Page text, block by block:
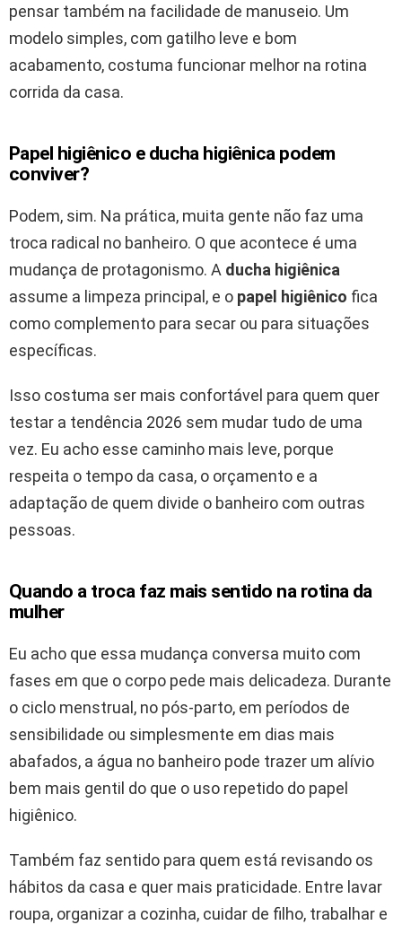
pensar também na facilidade de manuseio. Um
modelo simples, com gatilho leve e bom
acabamento, costuma funcionar melhor na rotina
corrida da casa.
Papel higiênico e ducha higiênica podem
conviver?
Podem, sim. Na prática, muita gente não faz uma
troca radical no banheiro. O que acontece é uma
mudança de protagonismo. A ducha higiênica
assume a limpeza principal, e o papel higiênico fica
como complemento para secar ou para situações
específicas.
Isso costuma ser mais confortável para quem quer
testar a tendência 2026 sem mudar tudo de uma
vez. Eu acho esse caminho mais leve, porque
respeita o tempo da casa, o orçamento e a
adaptação de quem divide o banheiro com outras
pessoas.
Quando a troca faz mais sentido na rotina da
mulher
Eu acho que essa mudança conversa muito com
fases em que o corpo pede mais delicadeza. Durante
o ciclo menstrual, no pós-parto, em períodos de
sensibilidade ou simplesmente em dias mais
abafados, a água no banheiro pode trazer um alívio
bem mais gentil do que o uso repetido do papel
higiênico.
Também faz sentido para quem está revisando os
hábitos da casa e quer mais praticidade. Entre lavar
roupa, organizar a cozinha, cuidar de filho, trabalhar e